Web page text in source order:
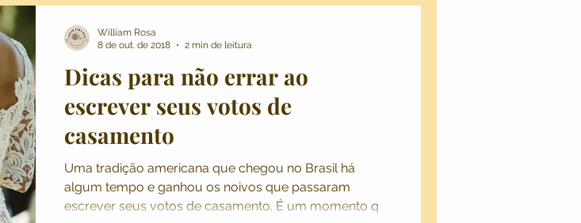
Dicas para não errar ao
escrever seus votos de
casamento
Uma tradição americana que chegou no Brasil há
algum tempo e ganhou os noivos que passaram
escrever seus votos de casamento. ​É um momento q
William Rosa
8 de out. de 2018
2 min de leitura